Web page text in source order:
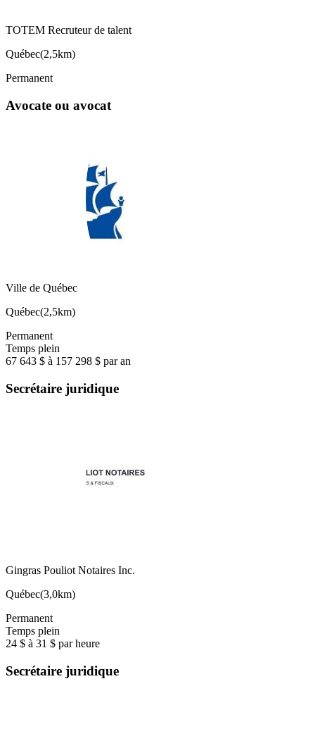
TOTEM Recruteur de talent
Québec(2,5km)
Permanent
Avocate ou avocat
Ville de Québec
Québec(2,5km)
Permanent
Temps plein
67 643 $ à 157 298 $ par an
Secrétaire juridique
Gingras Pouliot Notaires Inc.
Québec(3,0km)
Permanent
Temps plein
24 $ à 31 $ par heure
Secrétaire juridique